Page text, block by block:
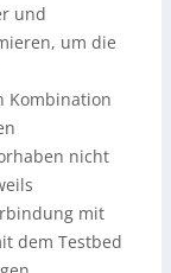
und
um die
Kombination
nicht
mit
dem Testbed